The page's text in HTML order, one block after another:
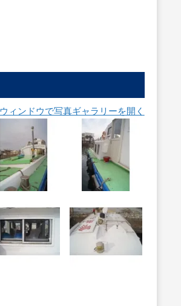
ィンドウで写真ギャラリーを開く